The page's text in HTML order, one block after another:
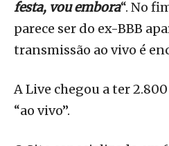
festa, vou embora“. No
parece ser do ex-BBB
transmissão ao vivo é
A Live chegou a ter
“ao vivo”.